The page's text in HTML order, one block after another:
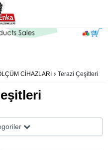
CİHAZLARI Terazi Çeşitleri